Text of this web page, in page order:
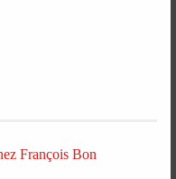
François Bon